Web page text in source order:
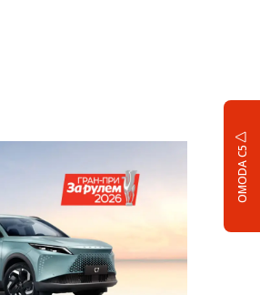
OMODA C5